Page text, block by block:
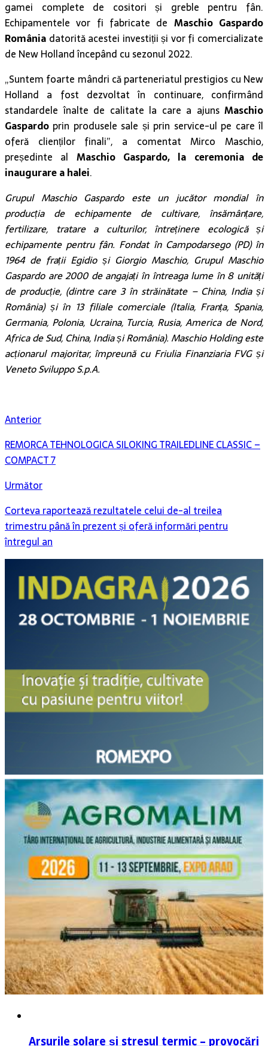
gamei complete de cositori și greble pentru fân.
Echipamentele vor fi fabricate de Maschio Gaspardo
România datorită acestei investiții și vor fi comercializate
de New Holland începând cu sezonul 2022.
„Suntem foarte mândri că parteneriatul prestigios cu New
Holland a fost dezvoltat în continuare, confirmând
standardele înalte de calitate la care a ajuns Maschio
Gaspardo prin produsele sale și prin service-ul pe care îl
oferă clienților finali”, a comentat Mirco Maschio,
președinte al Maschio Gaspardo, la ceremonia de
inaugurare a halei.
Grupul Maschio Gaspardo este un jucător mondial în
producția de echipamente de cultivare, însămânțare,
fertilizare, tratare a culturilor, întreținere ecologică și
echipamente pentru fân. Fondat în Campodarsego (PD) în
1964 de frații Egidio și Giorgio Maschio, Grupul Maschio
Gaspardo are 2000 de angajați în întreaga lume în 8 unități
de producție, (dintre care 3 în străinătate – China, India și
România) și în 13 filiale comerciale (Italia, Franța, Spania,
Germania, Polonia, Ucraina, Turcia, Rusia, America de Nord,
Africa de Sud, China, India și România). Maschio Holding este
acționarul majoritar, împreună cu Friulia Finanziaria FVG și
Veneto Sviluppo S.p.A.
Anterior
REMORCA TEHNOLOGICA SILOKING TRAILEDLINE CLASSIC –
COMPACT 7
Următor
Corteva raportează rezultatele celui de-al treilea
trimestru până în prezent și oferă informări pentru
întregul an
Arsurile solare și stresul termic – provocări